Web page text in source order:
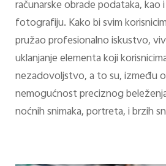
računarske obrade podataka, kao
fotografiju. Kako bi svim
pružao profesionalno iskustvo,
uklanjanje elementa koji
nezadovoljstvo, a to su, između
nemogućnost preciznog
noćnih snimaka, portreta, i brzih